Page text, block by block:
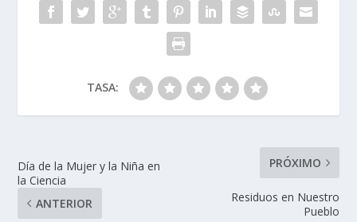
TASA:
Día de la Mujer y la Niña en
la Ciencia
ANTERIOR
PRÓXIMO
Residuos en Nuestro
Pueblo